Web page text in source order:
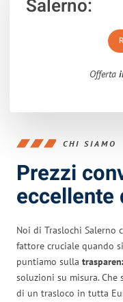
Salerno:
Offerta
CHI SIAMO
Prezzi
eccellente
Noi di Traslochi Salerno
fattore cruciale quando
puntiamo sulla
soluzioni su misura.
di un trasloco in tutta